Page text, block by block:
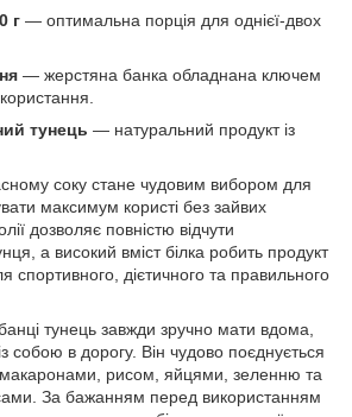
г — оптимальна порція для однієї-двох
— жерстяна банка обладнана ключем
тунець — натуральний продукт із
соку стане чудовим вибором для
максимум користі без зайвих
дозволяє повністю відчути
а високий вміст білка робить продукт
дієтичного та правильного
тунець завжди зручно мати вдома,
собою в дорогу. Він чудово поєднується
макаронами, рисом, яйцями, зеленню та
За бажанням перед використанням